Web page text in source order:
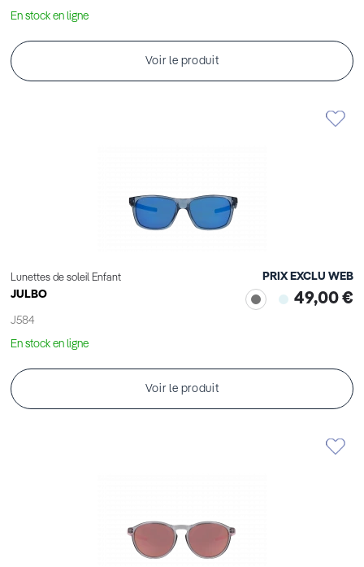
En stock en ligne
Voir le produit
Lunettes de soleil Enfant
JULBO
J584
PRIX EXCLU WEB
49,00 €
En stock en ligne
Voir le produit